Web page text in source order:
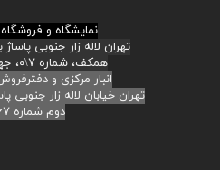
نمایشگاه و
تهران لاله زار جنوبی
همکف، شماره ۷\۰، جهان کنترل
انبار مرکزی و
تهران خیابان لاله زار جنوبی
دوم شماره ۶۷